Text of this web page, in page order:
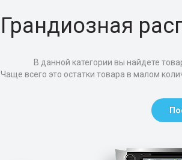
Грандиозная
В данной категории вы найдете
Чаще всего это остатки товара в малом